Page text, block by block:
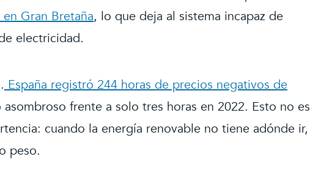
Gran Bretaña, lo que deja al sistema incapaz de
electricidad.
España registró 244 horas de precios negativos de
asombroso frente a solo tres horas en 2022. Esto no es
cuando la energía renovable no tiene adónde ir,
peso.